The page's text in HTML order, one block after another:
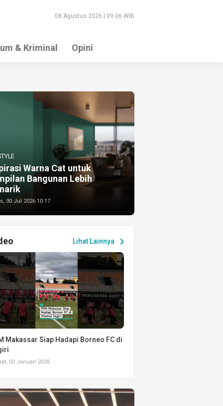
08 Agustus 2026 | 09:06 WIB
& Kriminal Opini
Warna Cat untuk
Bangunan Lebih
30 Jul 2026 10:17
Lihat Lainnya chevron_right
Makassar Siap Hadapi Borneo FC di
02 Januari 2026